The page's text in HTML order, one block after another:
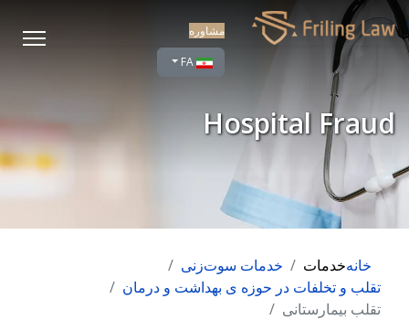
مشاوره
زبان خود را انتخاب کنید
FA
Hospital Fraud
خانهخدمات
خدمات سوت‌زنی
تقلب و تخلفات در حوزه ی بهداشت و درمان
تقلب بیمارستانی